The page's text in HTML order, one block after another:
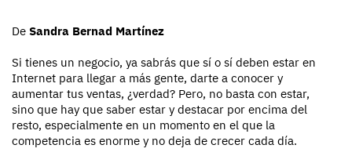
De Sandra Bernad Martínez
Si tienes un negocio, ya sabrás que sí o sí deben estar en
Internet para llegar a más gente, darte a conocer y
aumentar tus ventas, ¿verdad? Pero, no basta con estar,
sino que hay que saber estar y destacar por encima del
resto, especialmente en un momento en el que la
competencia es enorme y no deja de crecer cada día.